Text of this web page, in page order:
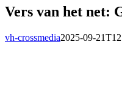
Vers van het net:
vh-crossmedia2025-09-